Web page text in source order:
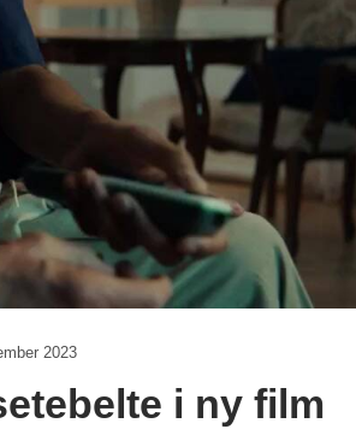
2023
i ny film